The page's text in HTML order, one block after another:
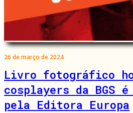
26 de março de 2024
Livro fotográfico
cosplayers da BGS
pela Editora Europa